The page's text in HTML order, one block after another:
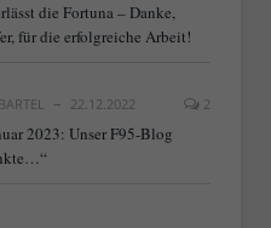
die Fortuna – Danke,
für die erfolgreiche Arbeit!
22.12.2022 2
2023: Unser F95-Blog